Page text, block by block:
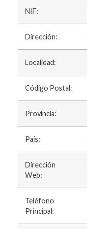
NIF:
Dirección:
Localidad:
Código Postal:
Provincia:
País:
Dirección
Web:
Teléfono
Principal: